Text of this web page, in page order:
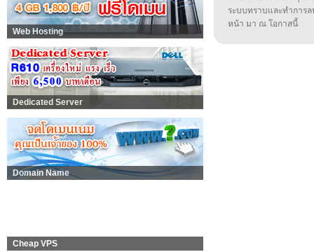
Web Hosting
Dedicated Server
Domain Name
Cheap VPS
ระบบทราบและทำกา
หน้า มา ณ โอกาสนี้